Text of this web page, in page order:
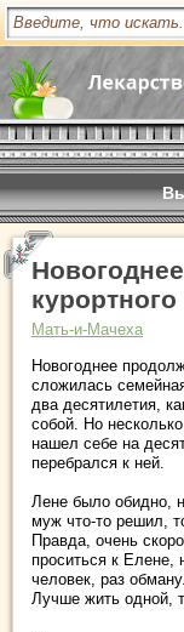
Мать-и-Мачеха
Новогоднее
сложилась
два десятилетия,
собой. Но
нашел себе на
перебрался к ней.
Лене было обидно,
муж что-то решил,
Правда, очень
проситься к Елене,
человек, раз
Лучше жить одной,